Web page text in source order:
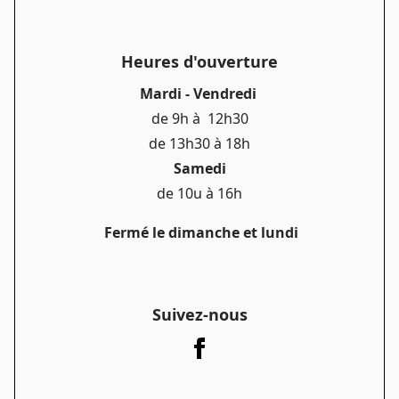
Heures d'ouverture
Mardi - Vendredi
de 9h à 12h30
de 13h30 à 18h
Samedi
de 10u à 16h
Fermé le dimanche et lundi
Suivez-nous